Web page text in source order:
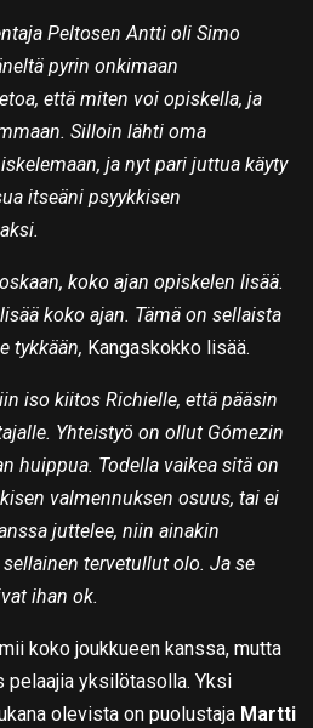
Peltosen Antti oli Simo
pyrin onkimaan
että miten voi opiskella, ja
Silloin lähti oma
ja nyt pari juttua käyty
itseäni psyykkisen
koko ajan opiskelen lisää.
koko ajan. Tämä on sellaista
tykkään, Kangaskokko lisää.
iso kiitos Richielle, että pääsin
Yhteistyö on ollut Gómezin
huippua. Todella vaikea sitä on
valmennuksen osuus, tai ei
juttelee, niin ainakin
tervetullut olo. Ja se
ihan ok.
koko joukkueen kanssa, mutta
pelaajia yksilötasolla. Yksi
olevista on puolustaja Martti